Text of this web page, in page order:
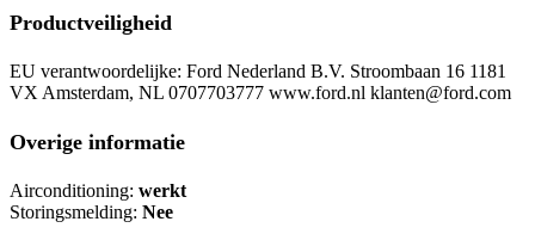
Productveiligheid
EU verantwoordelijke: Ford Nederland B.V. Stroombaan 16 1181
VX Amsterdam, NL 0707703777 www.ford.nl klanten@ford.com
Overige informatie
Airconditioning: werkt
Storingsmelding: Nee